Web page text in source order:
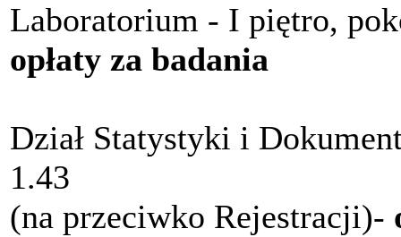
Laboratorium - I piętro,
opłaty za badania
Dział Statystyki i
1.43
(na przeciwko Rejestracji)-